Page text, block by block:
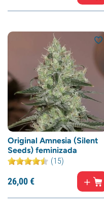
Original Amnesia (Silent
Seeds) feminizada
(15)
26,00€